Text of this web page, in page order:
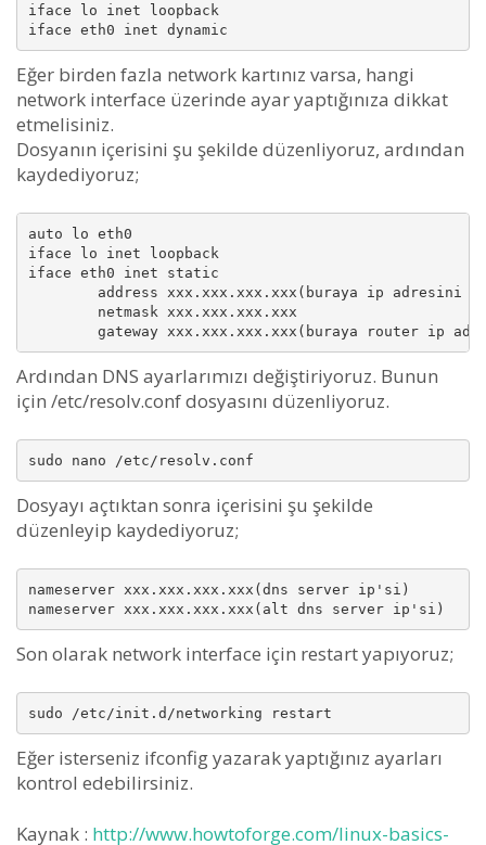
iface lo inet loopback
Eğer birden fazla network kartınız varsa, hangi
network interface üzerinde ayar yaptığınıza dikkat
etmelisiniz.
Dosyanın içerisini şu şekilde düzenliyoruz, ardından
kaydediyoruz;
auto lo eth0
iface lo inet loopback
iface eth0 inet static
address xxx.xxx.xxx.xxx(buraya ip adresini
        netmask xxx.xxx.xxx.xxx
Ardından DNS ayarlarımızı değiştiriyoruz. Bunun
için /etc/resolv.conf dosyasını düzenliyoruz.
Dosyayı açtıktan sonra içerisini şu şekilde
düzenleyip kaydediyoruz;
nameserver xxx.xxx.xxx.xxx(dns server ip'si)
Son olarak network interface için restart yapıyoruz;
Eğer isterseniz ifconfig yazarak yaptığınız ayarları
kontrol edebilirsiniz.
Kaynak : http://www.howtoforge.com/linux-basics-